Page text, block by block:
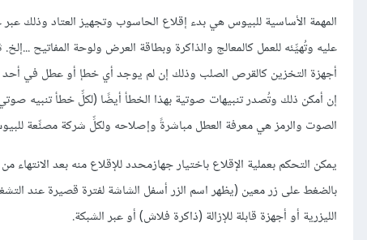
أجهزة التخزين كالقرص الصلب وذلك إن لم يوجد أي خطإ أو عطل في
الصوت والرمز هي معرفة العطل مباشرةً وإصلاحه ولكلِّ شركة مصنِّعة
الليزرية أو أجهزة قابلة للإزالة (ذاكرة فلاش) أو عبر الشبكة.